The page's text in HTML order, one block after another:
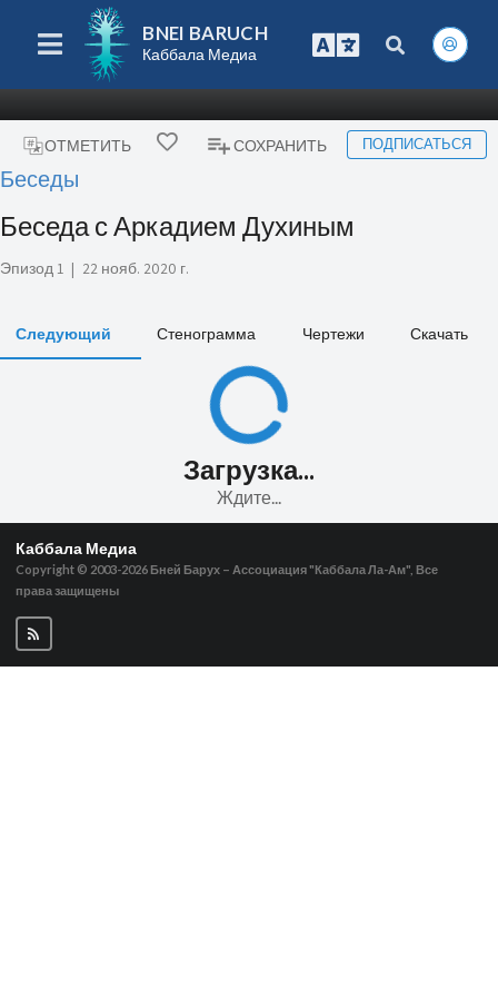
BNEI BARUCH
Каббала Медиа
ОТМЕТИТЬ СОХРАНИТЬ ПОДПИСАТЬСЯ
Беседы
Беседа с Аркадием Духиным
Эпизод 1 | 22 нояб. 2020 г.
Следующий Стенограмма Чертежи Скачать
Загрузка...
Ждите...
Каббала Медиа
Copyright © 2003-2026 Бней Барух – Ассоциация "Каббала Ла-Ам", Все
права защищены